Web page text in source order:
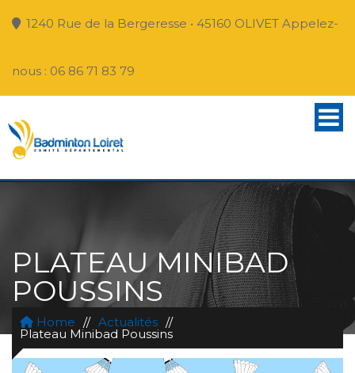
1240 Rue de la Bergeresse • 45160 OLIVET Appelez-
nous : 06 86 71 83 79
PLATEAU MINIBAD
POUSSINS
Home // Actualités //
Plateau Minibad Poussins